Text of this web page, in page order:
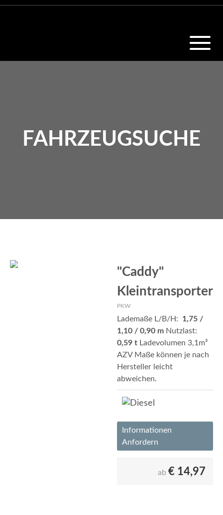
FAHRZEUGSUCHE
"Caddy"
Kleintransporter
PKW
Lademaße L/B/H: 1,75 /
1,10 / 0,90 m Nutzlast:
0,59 t Ladevolumen 3,1m³
AZV Maße können je nach
Hersteller leicht
abweichen.
Informationen
Anfordern
ab € 14,97